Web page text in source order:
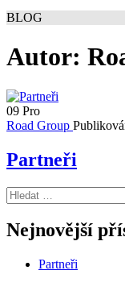
BLOG
Autor:
09 Pro
Road Group
Partneři
Vyhledávání
Nejnovější
Partneři